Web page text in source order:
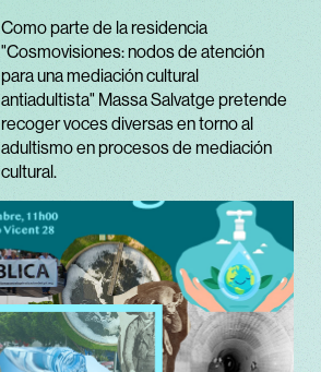
Como parte de la residencia
"Cosmovisiones: nodos de atención
para una mediación cultural
antiadultista" Massa Salvatge pretende
recoger voces diversas en torno al
adultismo en procesos de mediación
cultural.